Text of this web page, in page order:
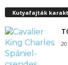
Kutyafajták